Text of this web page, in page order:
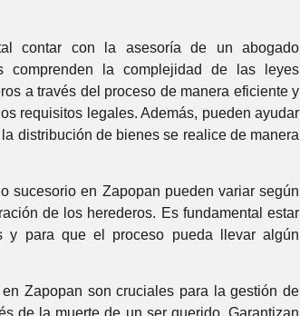
contar con la asesoría de un abogado
comprenden la complejidad de las leyes
a través del proceso de manera eficiente y
requisitos legales. Además, pueden ayudar
distribución de bienes se realice de manera
sucesorio en Zapopan pueden variar según
de los herederos. Es fundamental estar
y para que el proceso pueda llevar algún
Zapopan son cruciales para la gestión de